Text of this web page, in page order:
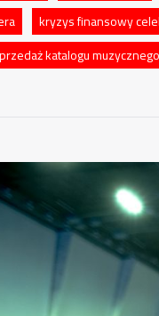
kryzys finansowy
katalogu muzycznego